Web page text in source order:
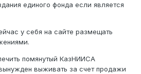
единого фонда если является
у себя на сайте размещать
помянутый КазНИИСА
выживать за счет продажи